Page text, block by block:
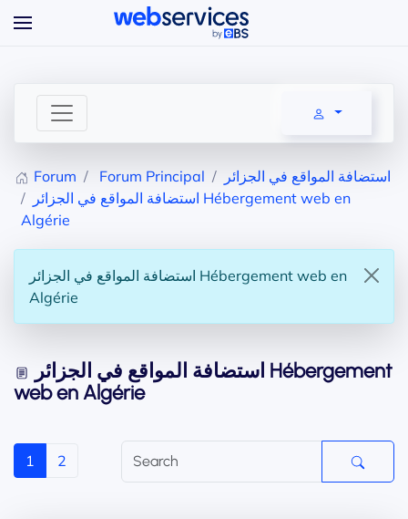
Forum Forum Principal
استضافة المواقع في الجزائر
استضافة المواقع في الجزائر Hébergement web en
Algérie
استضافة المواقع في الجزائر Hébergement web en
Algérie
web en Algérie
1 2